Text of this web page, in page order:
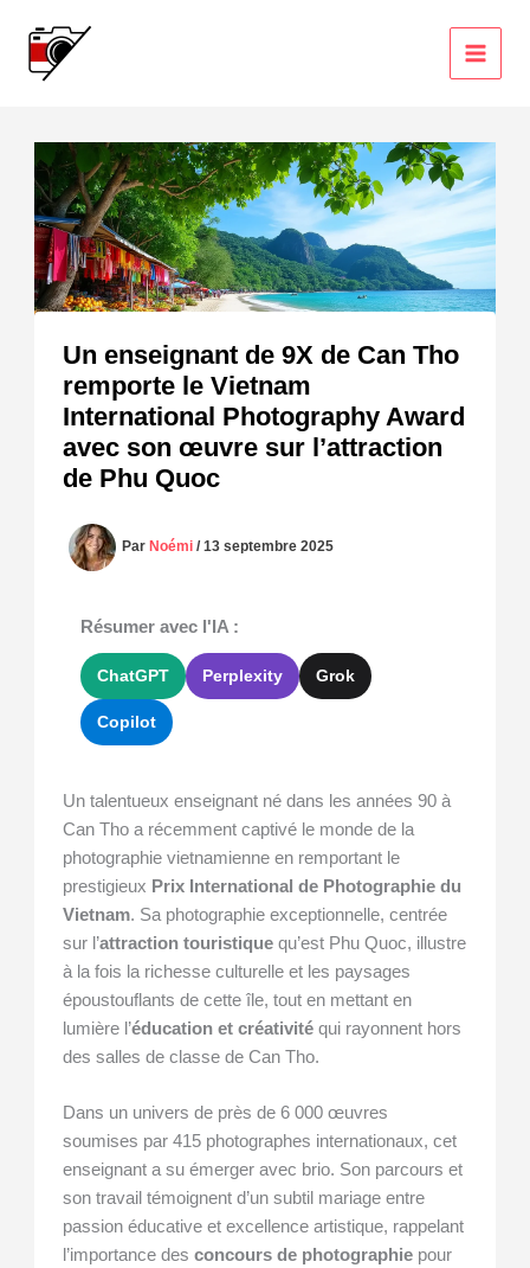
contenu
Un enseignant de 9X de Can Tho
remporte le Vietnam
International Photography Award
avec son œuvre sur l’attraction
de Phu Quoc
ParNoémi/13 septembre 2025
Résumer avec l'IA :
ChatGPT Perplexity Grok
Copilot
Un talentueux enseignant né dans les années 90 à
Can Tho a récemment captivé le monde de la
photographie vietnamienne en remportant le
prestigieux Prix International de Photographie du
Vietnam. Sa photographie exceptionnelle, centrée
sur l’attraction touristique qu’est Phu Quoc, illustre
à la fois la richesse culturelle et les paysages
époustouflants de cette île, tout en mettant en
lumière l’éducation et créativité qui rayonnent hors
des salles de classe de Can Tho.
Dans un univers de près de 6 000 œuvres
soumises par 415 photographes internationaux, cet
enseignant a su émerger avec brio. Son parcours et
son travail témoignent d’un subtil mariage entre
passion éducative et excellence artistique, rappelant
l’importance desconcours de photographie pour